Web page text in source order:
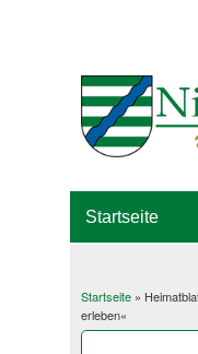
Sie sind
Startseite»
erleben«